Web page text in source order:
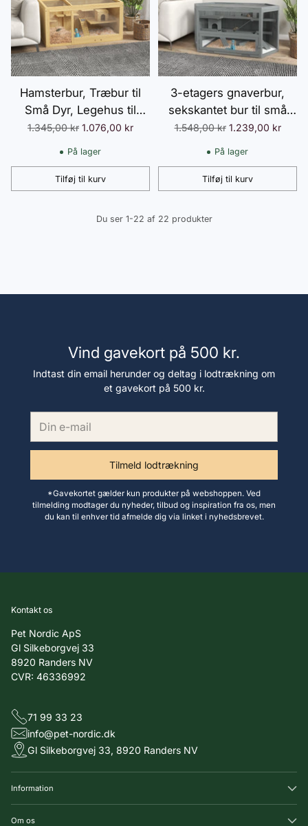
Hamsterbur, Træbur til
Små Dyr, Legehus til
Gerbiler, med Gynger,
Stiger, Tag der kan
Naturlig
Normalpris
1.345,00 kr 1.076,00 kr
På lager
Tilføj til kurv
Antal
3-etagers gnaverbur,
sekskantet bur til små
dyr, træhus til små dyr,
musebur, hamsterbur
vindue, rampe, 115 x 60 x
Normalpris
1.548,00 kr 1.239,00 kr
På lager
Tilføj til kurv
Antal
Du ser 1-22 af 22 produkter
Vind gavekort på 500 kr.
Indtast din email herunder og deltag i lodtrækning om
et gavekort på 500 kr.
Tilmeld lodtrækning
*Gavekortet gælder kun produkter på webshoppen. Ved
tilmelding modtager du nyheder, tilbud og inspiration fra os, men
du kan til enhver tid afmelde dig via linket i nyhedsbrevet.
Kontakt os
Pet Nordic ApS
Gl Silkeborgvej 33
8920 Randers NV
CVR: 46336992
71 99 33 23
info@pet-nordic.dk
Gl Silkeborgvej 33, 8920 Randers NV
Information
Om os